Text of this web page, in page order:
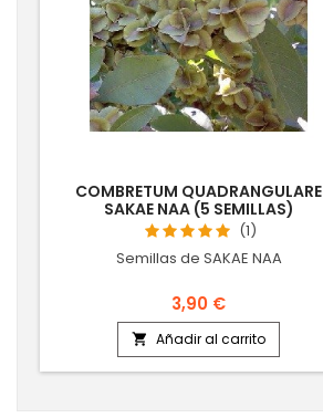
COMBRETUM QUADRANGULARE
SAKAE NAA (5 SEMILLAS)
(1)
Semillas de SAKAE NAA
3,90 €
 Añadir al carrito